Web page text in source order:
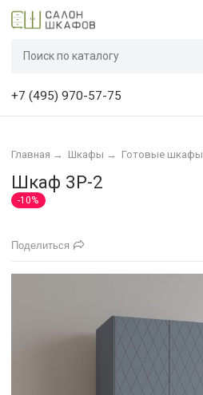
+7 (495) 970-57-75
Главная → Шкафы → Готовые шкафы
Шкаф 3Р-2
-10%
Поделиться